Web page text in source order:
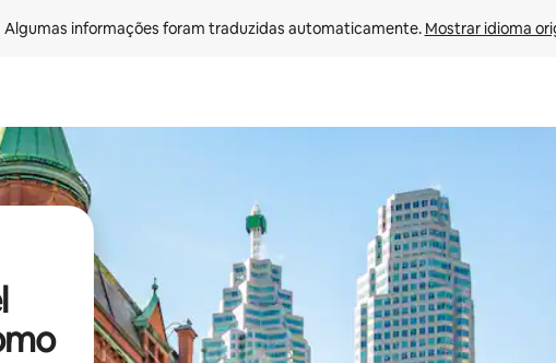
Algumas informações foram traduzidas automaticamente. Mostrar idioma